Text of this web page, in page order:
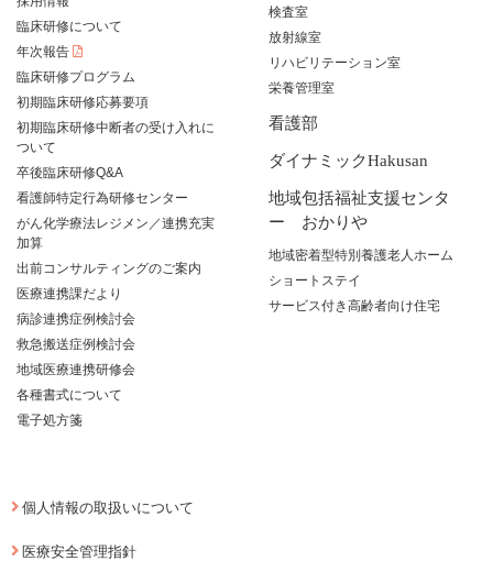
臨床研修について
年次報告
臨床研修プログラム
初期臨床研修応募要項
初期臨床研修中断者の受け入れに
ついて
卒後臨床研修Q&A
看護師特定行為研修センター
がん化学療法レジメン／連携充実
加算
出前コンサルティングのご案内
医療連携課だより
病診連携症例検討会
救急搬送症例検討会
地域医療連携研修会
各種書式について
電子処方箋
検査室
放射線室
リハビリテーション室
栄養管理室
看護部
ダイナミックHakusan
地域包括福祉支援センタ
ー おかりや
地域密着型特別養護老人ホーム
ショートステイ
サービス付き高齢者向け住宅
個人情報の取扱いについて
医療安全管理指針